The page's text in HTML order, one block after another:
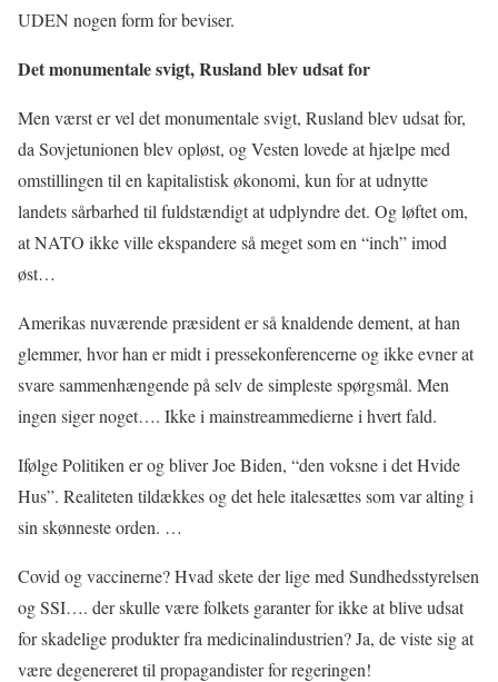
UDEN nogen form for beviser.
Det monumentale svigt, Rusland blev udsat for
Men værst er vel det monumentale svigt, Rusland blev udsat for,
da Sovjetunionen blev opløst, og Vesten lovede at hjælpe med
omstillingen til en kapitalistisk økonomi, kun for at udnytte
landets sårbarhed til fuldstændigt at udplyndre det. Og løftet om,
at NATO ikke ville ekspandere så meget som en “inch” imod
øst…
Amerikas nuværende præsident er så knaldende dement, at han
glemmer, hvor han er midt i pressekonferencerne og ikke evner at
svare sammenhængende på selv de simpleste spørgsmål. Men
ingen siger noget…. Ikke i mainstreammedierne i hvert fald.
Ifølge Politiken er og bliver Joe Biden, “den voksne i det Hvide
Hus”. Realiteten tildækkes og det hele italesættes som var alting i
sin skønneste orden. …
Covid og vaccinerne? Hvad skete der lige med Sundhedsstyrelsen
og SSI…. der skulle være folkets garanter for ikke at blive udsat
for skadelige produkter fra medicinalindustrien? Ja, de viste sig at
være degenereret til propagandister for regeringen!